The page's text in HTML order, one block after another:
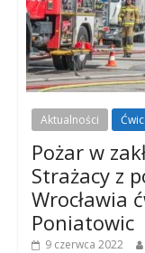
Aktualności
Pożar w
Strażacy z
Wrocławia
Poniatowic
9 czerwca 2022